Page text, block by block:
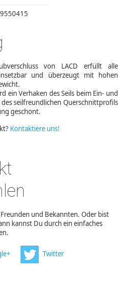
von LACD erfüllt alle
und überzeugt mit hohen
ein Verhaken des Seils beim Ein- und
seilfreundlichen Querschnittprofils
geschont.
Kontaktiere uns!
und Bekannten. Oder bist
kannst Du durch ein einfaches
Twitter